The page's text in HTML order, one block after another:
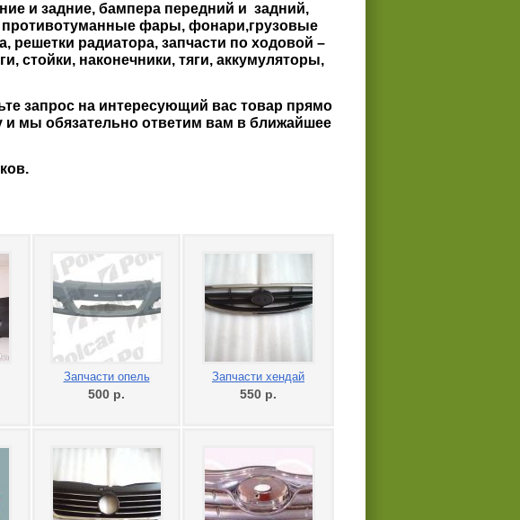
и задние, бампера передний и задний,
фары, фонари,грузовые
решетки радиатора, запчасти по ходовой –
стойки, наконечники, тяги, аккумуляторы,
запрос на интересующий вас товар прямо
и мы обязательно ответим вам в ближайшее
Запчасти опель
500 р.
Запчасти хендай
550 р.